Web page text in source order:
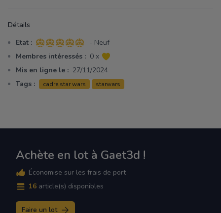
Détails
Etat : 5 sur 5 étoiles
- Neuf
Membres intéressés : 0 x
Mis en ligne le : 27/11/2024
Tags :
cadre star wars starwars
Achète en lot à Gaet3d !
Économise sur les frais de port
16 article(s) disponibles
Faire un lot